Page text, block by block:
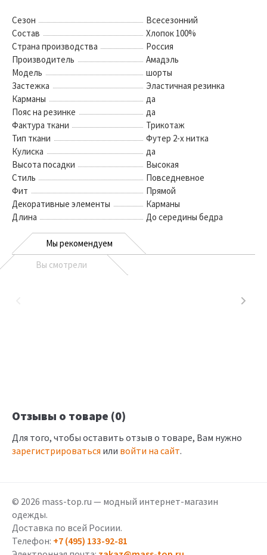
Сезон
Всесезонний
Состав
Хлопок 100%
Страна производства
Россия
Производитель
Амадэль
Модель
шорты
Застежка
Эластичная резинка
Карманы
да
Пояс на резинке
да
Фактура ткани
Трикотаж
Тип ткани
Футер 2-х нитка
Кулиска
да
Высота посадки
Высокая
Стиль
Повседневное
Фит
Прямой
Декоративные элементы
Карманы
Длина
До середины бедра
Мы рекомендуем
Вы смотрели
Отзывы о товаре (0)
Для того, чтобы оставить отзыв о товаре, Вам нужно
зарегистрироваться или войти на сайт.
© 2026 mass-top.ru — модный интернет-магазин
одежды.
Доставка по всей Росиии.
Телефон: +7 (495) 133-92-81